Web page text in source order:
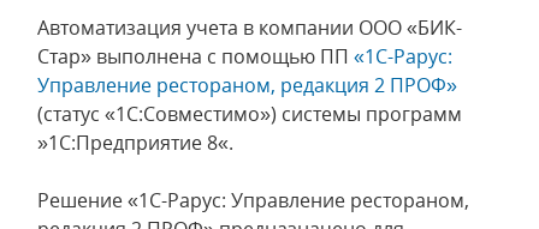
Автоматизация учета в компании ООО «БИК-
Стар» выполнена с помощью ПП «1C-Рарус:
Управление рестораном, редакция 2 ПРОФ»
(статус «1С:Совместимо») системы программ
»1С:Предприятие 8«.
Решение «1C-Рарус: Управление рестораном,